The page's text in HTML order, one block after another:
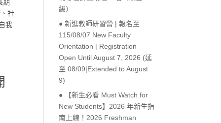
期
社
我
級）
● 新進教師研習營 | 報名至
115/08/07 New Faculty
Orientation | Registration
Open Until August 7, 2026 (延
至 08/09|Extended to August
9)
● 【新生必看 Must Watch for
New Students】2026 年新生指
南上線！2026 Freshman